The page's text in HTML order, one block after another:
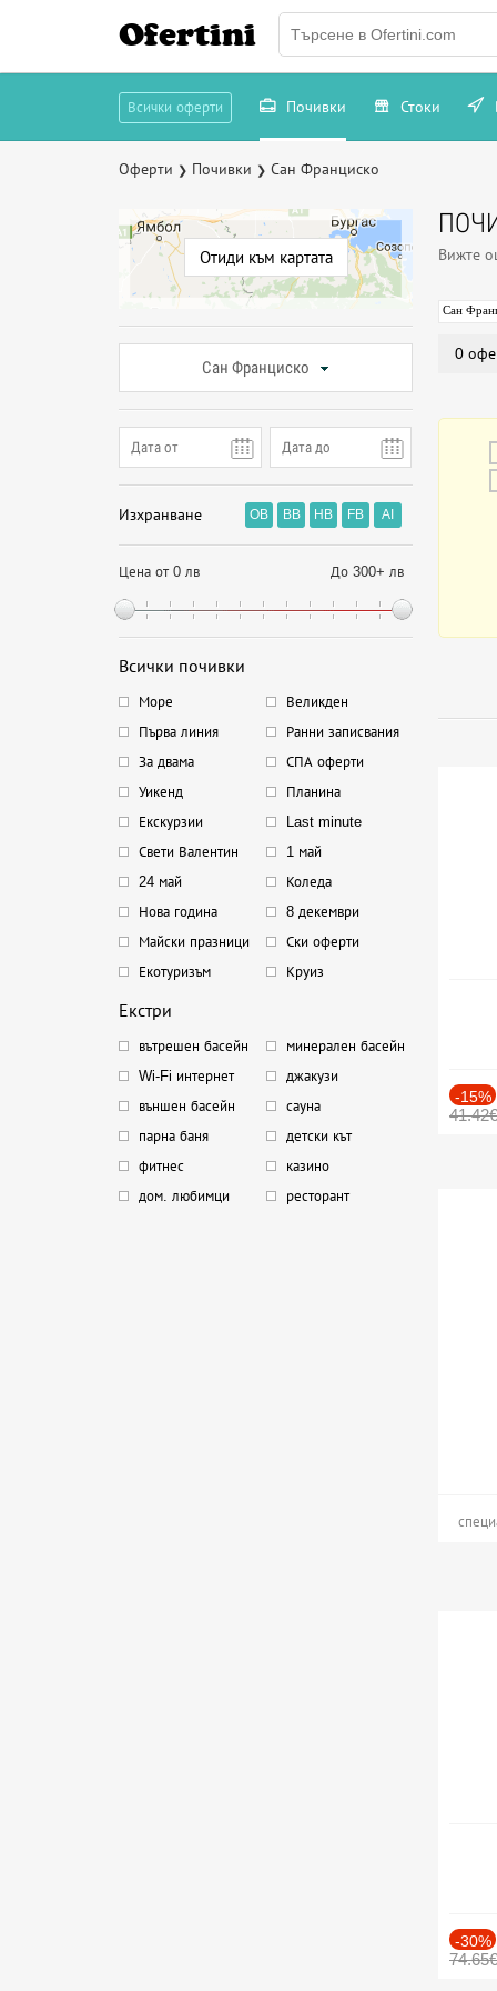
Ofertini
Всички оферти Почивки Стоки
Оферти ❯ Почивки ❯ Сан Франциско
Отиди към картата
Сан Франциско
Изхранване OB BB HB FB AI
Цена от 0 лв До 300+ лв
Всички почивки
Море
Великден
Първа линия
Ранни записвания
За двама
СПА оферти
Уикенд
Планина
Екскурзии
Last minute
Свети Валентин
1 май
24 май
Коледа
Нова година
8 декември
Майски празници
Ски оферти
Екотуризъм
Круиз
Екстри
вътрешен басейн
минерален басейн
Wi-Fi интернет
джакузи
външен басейн
сауна
парна баня
детски кът
фитнес
казино
дом. любимци
ресторант
Вижте
Сан
0
-15%
41.42€
-30%
74.65€